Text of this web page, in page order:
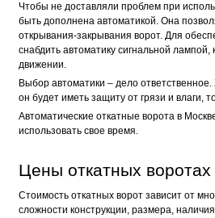
Чтобы не доставляли проблем при
быть дополнена автоматикой. Она
открывания-закрывания ворот. Для
снабдить автоматику сигнальной лампой,
движении.
Выбор автоматики – дело
он будет иметь защиту от грязи и влаги,
Автоматические откатные ворота в
использовать свое время.
Цены откатных воротах
Стоимость откатных ворот зависит от
сложности конструкции, размера,